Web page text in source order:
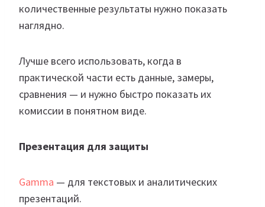
количественные результаты нужно показать
наглядно.
Лучше всего использовать, когда в
практической части есть данные, замеры,
сравнения — и нужно быстро показать их
комиссии в понятном виде.
Презентация для защиты
Gamma — для текстовых и аналитических
презентаций.